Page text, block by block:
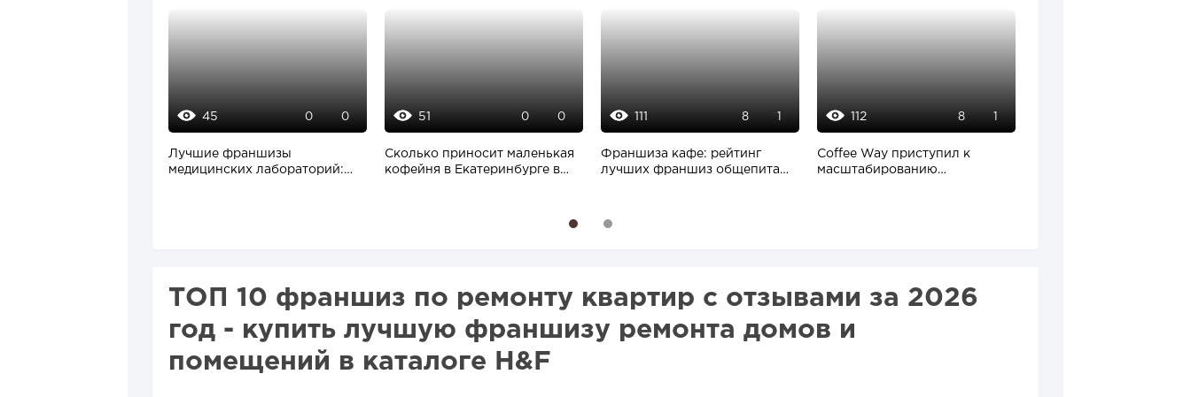
45 0 0
Лучшие франшизы
медицинских лабораторий:
51 0 0
Сколько приносит маленькая
кофейня в Екатеринбурге в
111 8
Франшиза кафе: рейтинг
лучших франшиз общепита
112 8
Coffee Way приступил к
масштабированию
1 2
ТОП 10 франшиз по ремонту квартир с отзывами за 2026
год - купить лучшую франшизу ремонта домов и
помещений в каталоге H&F